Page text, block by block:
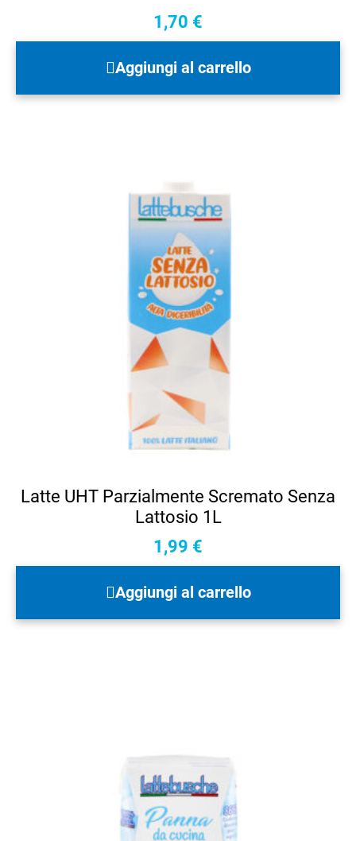
1,70 €
Aggiungi al carrello
Latte UHT Parzialmente Scremato Senza
Lattosio 1L
1,99 €
Aggiungi al carrello